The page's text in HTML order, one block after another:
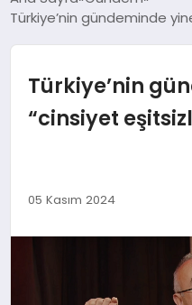
DÜNYA
EKONOMI
Türkiye’nin gündeminde
Türkiye’nin
“cinsiyet
05 Kasım 2024